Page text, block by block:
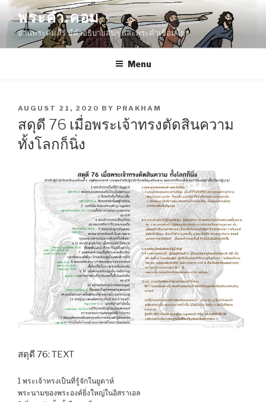
Skip
content
พระคำ.คอม
อ่านพระคัมภีร์ มีคำอธิบายสั้นๆ และพระคำเชื่อมโยง
Menu
POSTED
AUGUST 21, 2020 BY PRAKHAM
สดุดี 76 เมื่อพระเจ้าทรงตัดสินความ
ทั้งโลกก็นิ่ง
สดุดี 76: TEXT
1 พระเจ้าทรงเป็นที่รู้จักในยูดาห์
พระนามของพระองค์ยิ่งใหญ่ในอิสราเอล